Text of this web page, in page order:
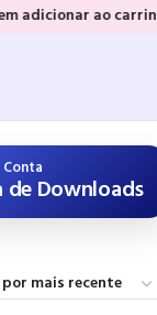
ao carrinho e
de Downloads